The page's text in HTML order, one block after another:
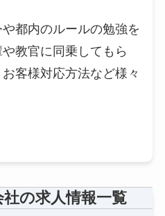
都内のルールの勉強を
教官に同乗してもら
客様対応方法など様々
社の求人情報一覧